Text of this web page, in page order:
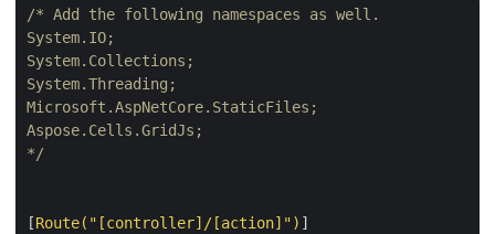
/* Add the following namespaces as well.
System.IO;
System.Collections;
System.Threading;
Microsoft.AspNetCore.StaticFiles;
Aspose.Cells.GridJs;
*/
[Route( "[controller]/[action]") ]